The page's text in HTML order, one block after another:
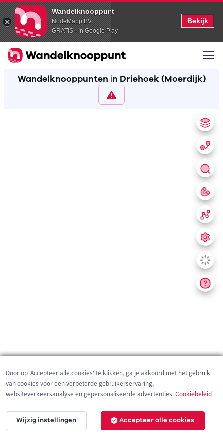
Wandelknooppunt
NodeMapp BV
GRATIS - In Google Play
Bekijk
Wandelknooppunten in Driehoek (Moerdijk)
200 m
Door op 'Accepteer alle cookies' te klikken, ga je akkoord met het gebruik
van cookies voor een verbeterde gebruikerservaring,
websiteverkeersanalyse en gepersonaliseerde advertenties.Cookiebeleid
Wijzig instellingen Accepteer alle cookies